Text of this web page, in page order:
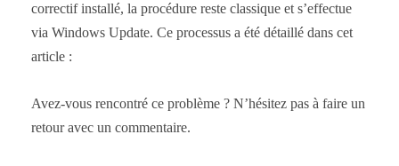
correctif installé, la procédure reste classique et s’effectue
via Windows Update. Ce processus a été détaillé dans cet
article :
Avez-vous rencontré ce problème ? N’hésitez pas à faire un
retour avec un commentaire.